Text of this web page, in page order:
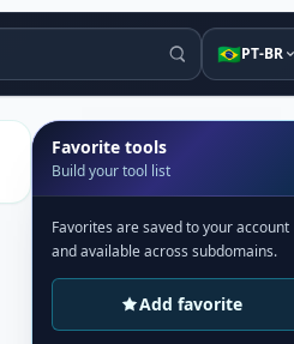
🇧🇷PT-BR
Favorite tools
Build your tool list
Favorites are saved to your account
and available across subdomains.
Add favorite